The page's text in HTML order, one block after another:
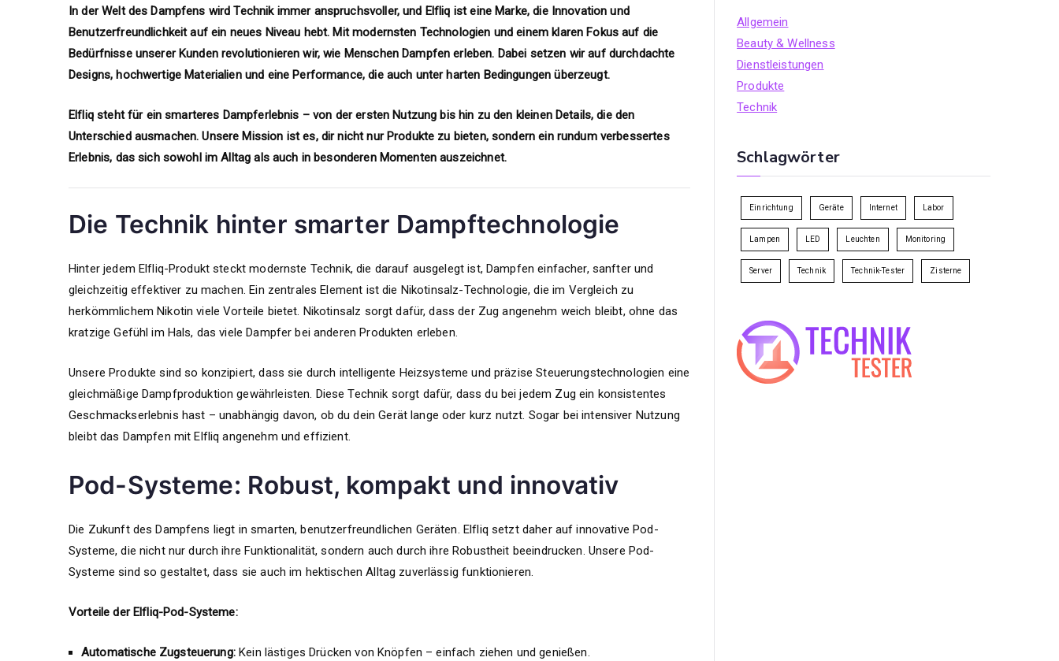
In der Welt des Dampfens wird Technik immer anspruchsvoller, und Elfliq ist eine Marke, die Innovation und
Benutzerfreundlichkeit auf ein neues Niveau hebt. Mit modernsten Technologien und einem klaren Fokus auf die
Bedürfnisse unserer Kunden revolutionieren wir, wie Menschen Dampfen erleben. Dabei setzen wir auf durchdachte
Designs, hochwertige Materialien und eine Performance, die auch unter harten Bedingungen überzeugt.
Elfliq steht für ein smarteres Dampferlebnis – von der ersten Nutzung bis hin zu den kleinen Details, die den
Unterschied ausmachen. Unsere Mission ist es, dir nicht nur Produkte zu bieten, sondern ein rundum verbessertes
Erlebnis, das sich sowohl im Alltag als auch in besonderen Momenten auszeichnet.
Die Technik hinter smarter Dampftechnologie
Hinter jedem Elfliq-Produkt steckt modernste Technik, die darauf ausgelegt ist, Dampfen einfacher, sanfter und
gleichzeitig effektiver zu machen. Ein zentrales Element ist die Nikotinsalz-Technologie, die im Vergleich zu
herkömmlichem Nikotin viele Vorteile bietet. Nikotinsalz sorgt dafür, dass der Zug angenehm weich bleibt, ohne das
kratzige Gefühl im Hals, das viele Dampfer bei anderen Produkten erleben.
Unsere Produkte sind so konzipiert, dass sie durch intelligente Heizsysteme und präzise Steuerungstechnologien eine
gleichmäßige Dampfproduktion gewährleisten. Diese Technik sorgt dafür, dass du bei jedem Zug ein konsistentes
Geschmackserlebnis hast – unabhängig davon, ob du dein Gerät lange oder kurz nutzt. Sogar bei intensiver Nutzung
bleibt das Dampfen mit Elfliq angenehm und effizient.
Pod-Systeme: Robust, kompakt und innovativ
Die Zukunft des Dampfens liegt in smarten, benutzerfreundlichen Geräten. Elfliq setzt daher auf innovative Pod-
Systeme, die nicht nur durch ihre Funktionalität, sondern auch durch ihre Robustheit beeindrucken. Unsere Pod-
Systeme sind so gestaltet, dass sie auch im hektischen Alltag zuverlässig funktionieren.
Vorteile der Elfliq-Pod-Systeme:
Automatische Zugsteuerung:Kein lästiges Drücken von Knöpfen – einfach ziehen und genießen.
Allgemein
Beauty & Wellness
Dienstleistungen
Produkte
Technik
Schlagwörter
Einrichtung Geräte Internet Labor
Lampen LED Leuchten Monitoring
Server Technik Technik-Tester Zisterne